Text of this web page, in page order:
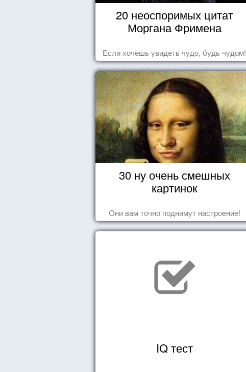
20 неоспоримых цитат
Моргана Фримена
Если хочешь увидеть чудо, будь чудом!
30 ну очень смешных
картинок
Они вам точно поднимут настроение!
IQ тест